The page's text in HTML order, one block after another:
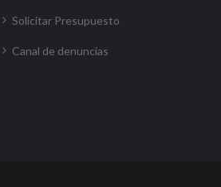
Solicitar Presupuesto
Canal de denuncias